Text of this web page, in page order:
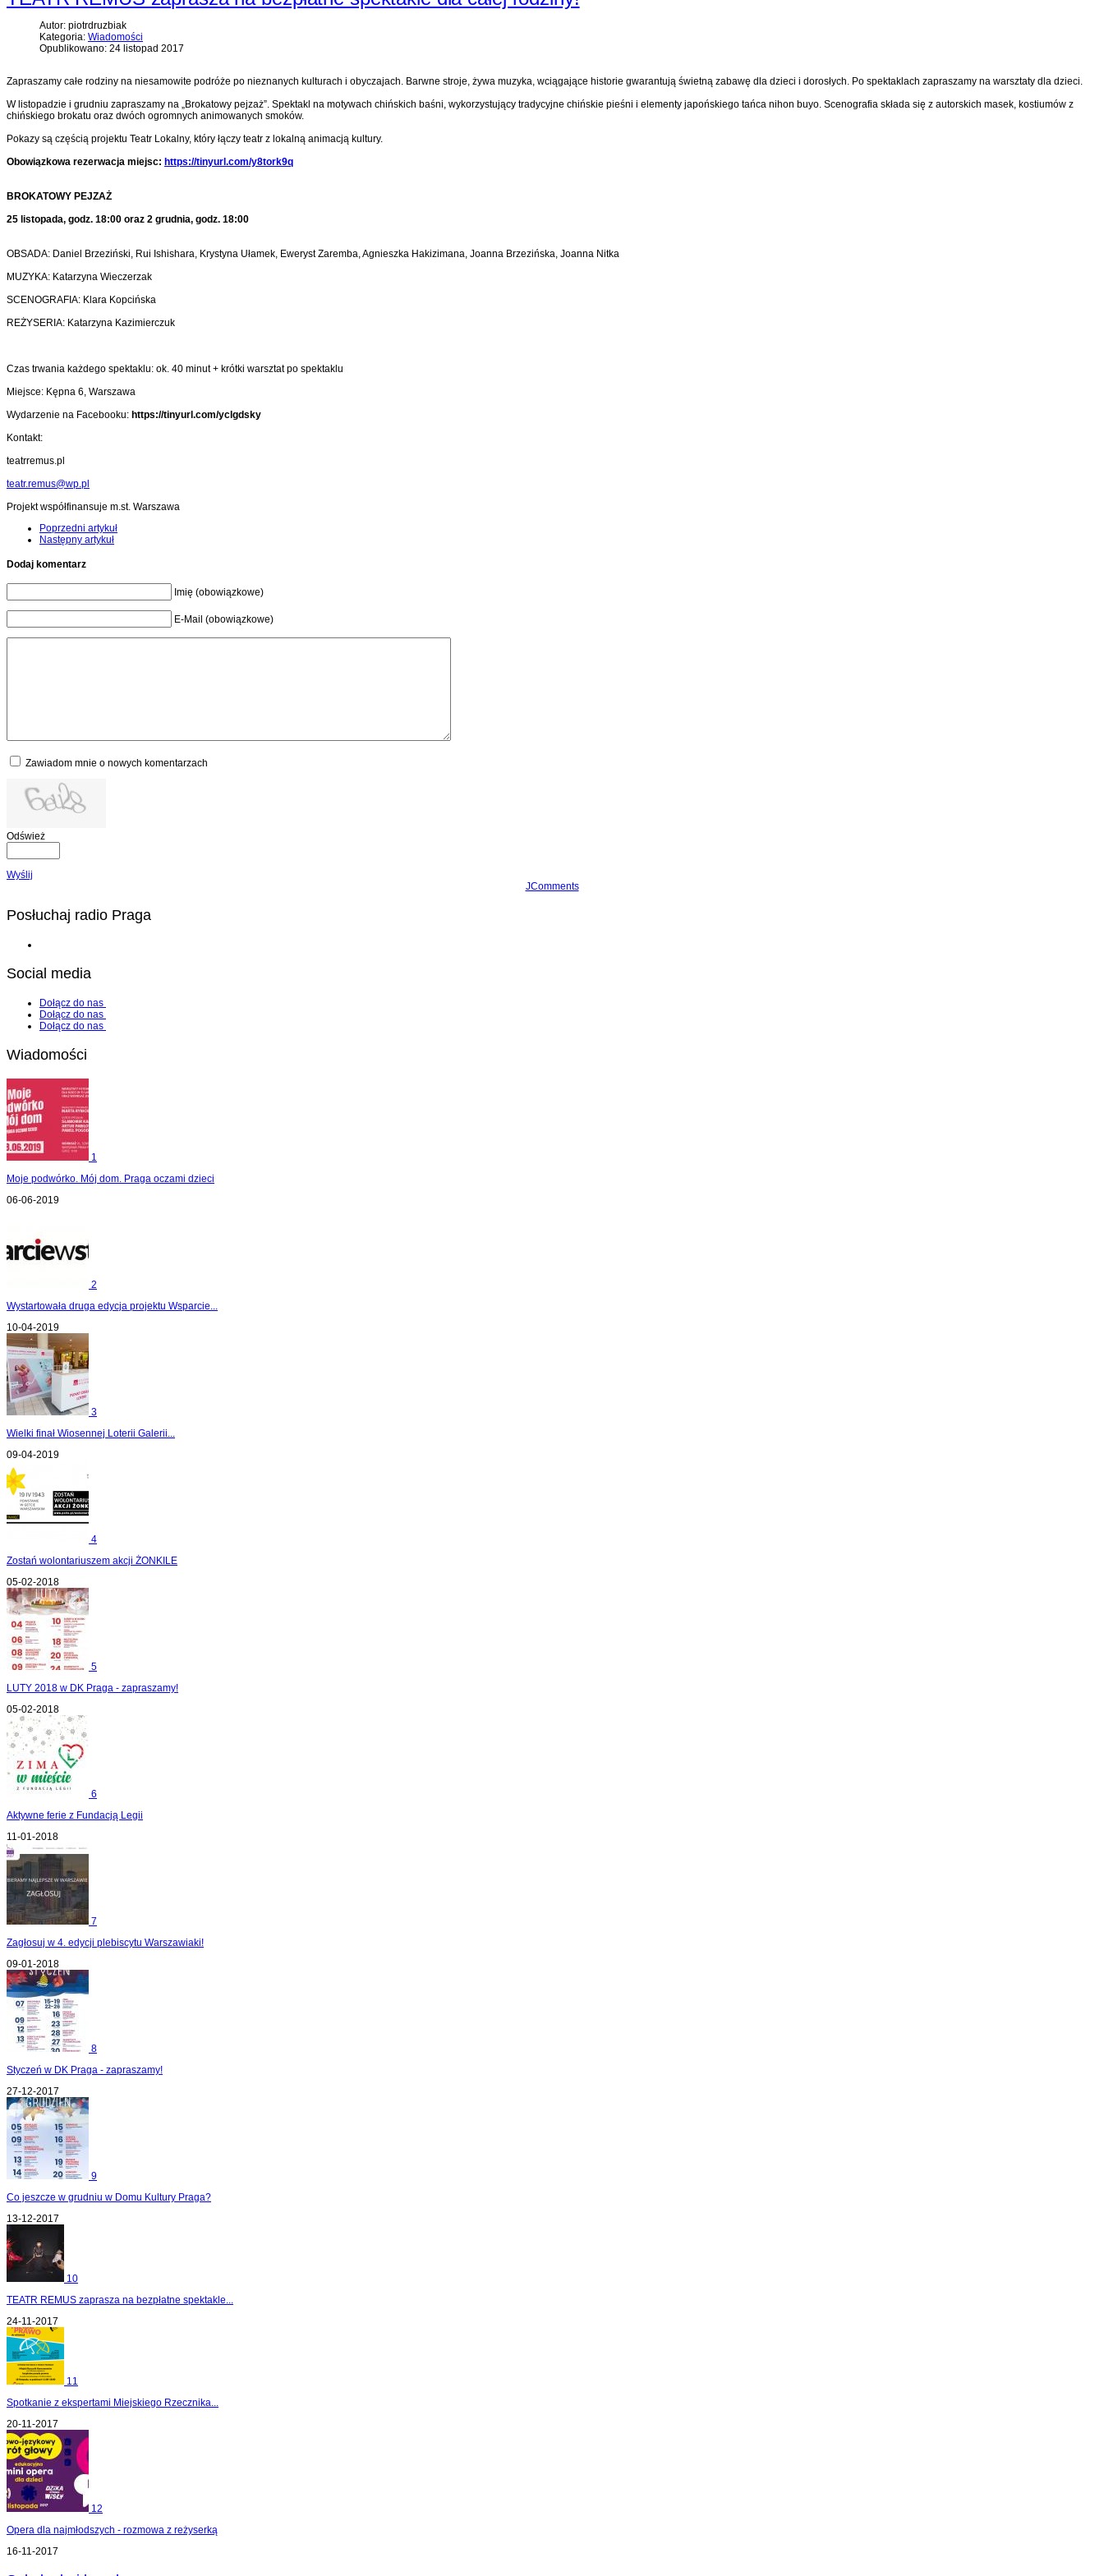
Autor: piotrdruzbiak
Kategoria: Wiadomości
Opublikowano: 24 listopad 2017
Zapraszamy całe rodziny na niesamowite podróże po nieznanych kulturach i obyczajach. Barwne stroje, żywa muzyka, wciągające historie gwarantują świetną zabawę dla dzieci i dorosłych. Po spektaklach zapraszamy na warsztaty dla dzieci.
W listopadzie i grudniu zapraszamy na „Brokatowy pejzaż”. Spektakl na motywach chińskich baśni, wykorzystujący tradycyjne chińskie pieśni i elementy japońskiego tańca nihon buyo. Scenografia składa się z autorskich masek, kostiumów z
chińskiego brokatu oraz dwóch ogromnych animowanych smoków.
Pokazy są częścią projektu Teatr Lokalny, który łączy teatr z lokalną animacją kultury.
Obowiązkowa rezerwacja miejsc: https://tinyurl.com/y8tork9q
BROKATOWY PEJZAŻ
25 listopada, godz. 18:00 oraz 2 grudnia, godz. 18:00
OBSADA: Daniel Brzeziński, Rui Ishishara, Krystyna Ułamek, Eweryst Zaremba, Agnieszka Hakizimana, Joanna Brzezińska, Joanna Nitka
MUZYKA: Katarzyna Wieczerzak
SCENOGRAFIA: Klara Kopcińska
REŻYSERIA: Katarzyna Kazimierczuk
Czas trwania każdego spektaklu: ok. 40 minut + krótki warsztat po spektaklu
Miejsce: Kępna 6, Warszawa
Wydarzenie na Facebooku: https://tinyurl.com/yclgdsky
Kontakt:
teatrremus.pl
teatr.remus@wp.pl
Projekt współfinansuje m.st. Warszawa
Poprzedni artykuł
Następny artykuł
Dodaj komentarz
Imię (obowiązkowe)
E-Mail (obowiązkowe)
Zawiadom mnie o nowych komentarzach
Odśwież
Wyślij
JComments
Posłuchaj radio Praga
Social media
Dołącz do nas
Dołącz do nas
Dołącz do nas
Wiadomości
1
Moje podwórko. Mój dom. Praga oczami dzieci
06-06-2019
2
Wystartowała druga edycja projektu Wsparcie...
10-04-2019
3
Wielki finał Wiosennej Loterii Galerii...
09-04-2019
4
Zostań wolontariuszem akcji ŻONKILE
05-02-2018
5
LUTY 2018 w DK Praga - zapraszamy!
05-02-2018
6
Aktywne ferie z Fundacją Legii
11-01-2018
7
Zagłosuj w 4. edycji plebiscytu Warszawiaki!
09-01-2018
8
Styczeń w DK Praga - zapraszamy!
27-12-2017
9
Co jeszcze w grudniu w Domu Kultury Praga?
13-12-2017
10
TEATR REMUS zaprasza na bezpłatne spektakle...
24-11-2017
11
Spotkanie z ekspertami Miejskiego Rzecznika...
20-11-2017
12
Opera dla najmłodszych - rozmowa z reżyserką
16-11-2017